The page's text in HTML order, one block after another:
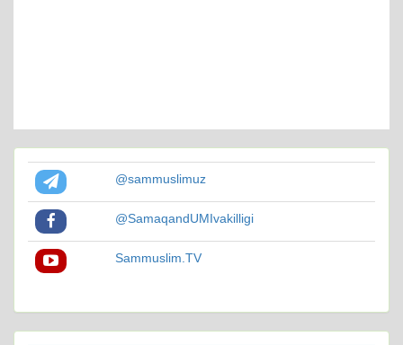
@sammuslimuz
@SamaqandUMIvakilligi
Sammuslim.TV